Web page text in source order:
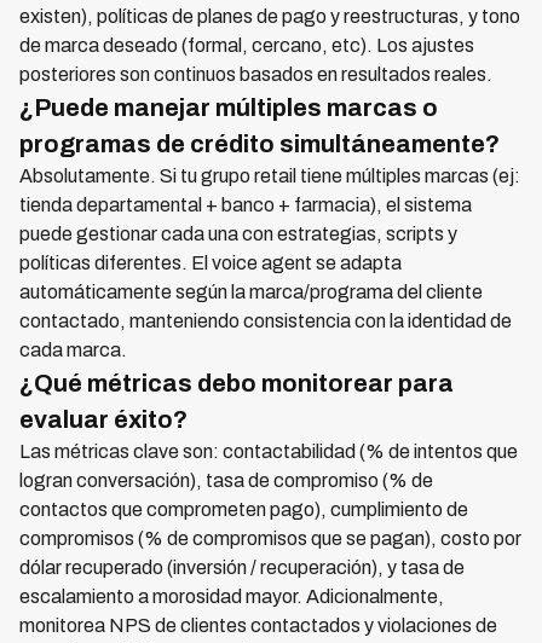
existen), políticas de planes de pago y reestructuras, y tono
de marca deseado (formal, cercano, etc). Los ajustes
posteriores son continuos basados en resultados reales.
¿Puede manejar múltiples marcas o
programas de crédito simultáneamente?
Absolutamente. Si tu grupo retail tiene múltiples marcas (ej:
tienda departamental + banco + farmacia), el sistema
puede gestionar cada una con estrategias, scripts y
políticas diferentes. El voice agent se adapta
automáticamente según la marca/programa del cliente
contactado, manteniendo consistencia con la identidad de
cada marca.
¿Qué métricas debo monitorear para
evaluar éxito?
Las métricas clave son: contactabilidad (% de intentos que
logran conversación), tasa de compromiso (% de
contactos que comprometen pago), cumplimiento de
compromisos (% de compromisos que se pagan), costo por
dólar recuperado (inversión / recuperación), y tasa de
escalamiento a morosidad mayor. Adicionalmente,
monitorea NPS de clientes contactados y violaciones de